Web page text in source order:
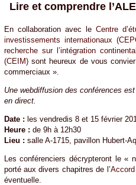
Lire et comprendre
En collaboration avec le Centre
investissements internationaux
recherche sur l’intégration
(CEIM)sont heureux de vous
commerciaux ».
Une webdiffusion des conférences
en direct.
Date : les vendredis 8 et 15 février
Heure : de 9h à 12h30
Lieu : salle A-1715, pavillon Hubert-
Les conférenciers décrypteront le «
porté aux divers chapitres de l’
éventuelle.